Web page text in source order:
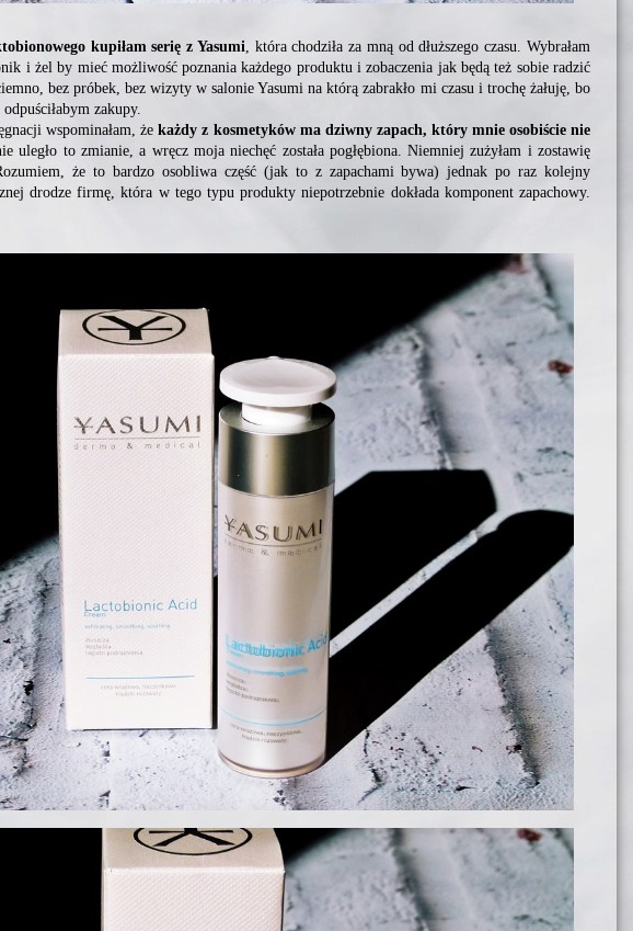
kupiłam serię z Yasumi, która chodziła za mną od dłuższego czasu. Wybrałam
i żel by mieć możliwość poznania każdego produktu i zobaczenia jak będą też sobie radzić
bez próbek, bez wizyty w salonie Yasumi na którą zabrakło mi czasu i trochę żałuję, bo
zakupy.
wspominałam, żekażdy z kosmetyków ma dziwny zapach, który mnie osobiście nie
uległo to zmianie, a wręcz moja niechęć została pogłębiona. Niemniej zużyłam i zostawię
że to bardzo osobliwa część (jak to z zapachami bywa) jednak po raz kolejny
drodze firmę, która w tego typu produkty niepotrzebnie dokłada komponent zapachowy.